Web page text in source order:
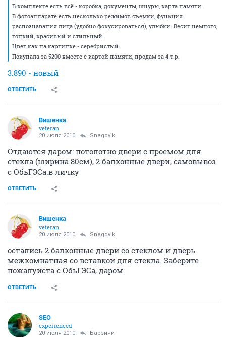
В комплекте есть всё - коробка, документы, шнуры, карта памяти.
В фотоаппарате есть несколько режимов съемки, функция
распознавания лица (удобно фокусироваться), улыбки. Весит немного,
тонкий, красивый и стильный.
Цвет как на картинке - серебристый.
Покупала за 5200 вместе с картой памяти, продам за 4 т.р.
3.890 - новый
ОТВЕТИТЬ
Вишенка
veteran
20 июля 2010 Snegovik
Отдаются даром: потолотно двери с проемом для
стекла (ширина 80см), 2 балконные двери, самовывоз
с ОбьГЭСа.в личку
ОТВЕТИТЬ
Вишенка
veteran
20 июля 2010 Snegovik
остались 2 балконные двери со стеклом и дверь
межкомнатная со вставкой для стекла. Заберите
пожалуйста с ОбьГЭСа, даром
ОТВЕТИТЬ
SEO
experienced
20 июля 2010 Барзини